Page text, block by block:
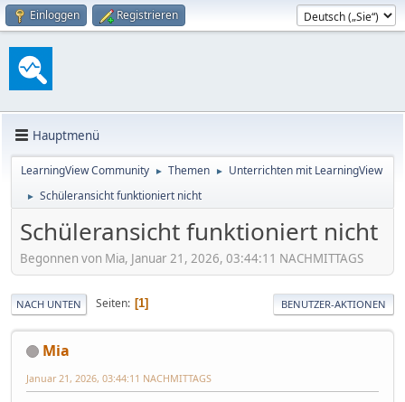
Einloggen Registrieren
Hauptmenü
LearningView Community ► Themen ► Unterrichten mit LearningView
► Schüleransicht funktioniert nicht
Schüleransicht funktioniert nicht
Begonnen von Mia, Januar 21, 2026, 03:44:11 NACHMITTAGS
NACH UNTEN Seiten 1 BENUTZER-AKTIONEN
Mia
Januar 21, 2026, 03:44:11 NACHMITTAGS